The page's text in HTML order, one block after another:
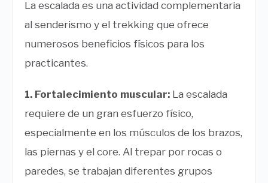
La escalada es una actividad complementaria
al senderismo y el trekking que ofrece
numerosos beneficios físicos para los
practicantes.
1. Fortalecimiento muscular: La escalada
requiere de un gran esfuerzo físico,
especialmente en los músculos de los brazos,
las piernas y el core. Al trepar por rocas o
paredes, se trabajan diferentes grupos